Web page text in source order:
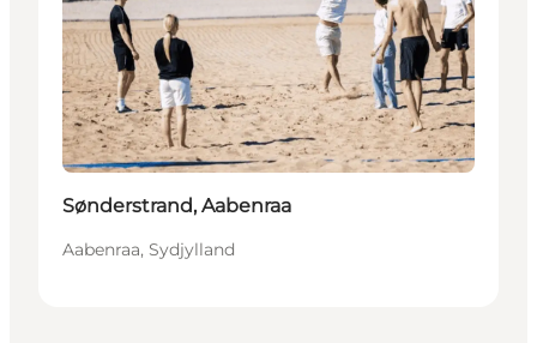
Sønderstrand, Aabenraa
Aabenraa, Sydjylland